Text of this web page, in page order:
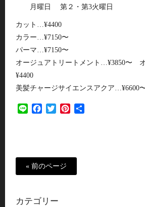
月曜日 第２・第3火曜日
カット…¥4400
カラー…¥7150〜
パーマ…¥7150〜
オージュアトリートメント…¥3850〜
¥4400
美髪チャージサイエンスアクア…¥6600
Line FacebookTwitterPinterest
« 前のページ
カテゴリー